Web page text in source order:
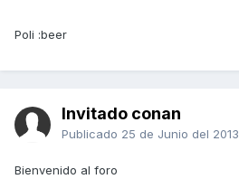
Poli :beer
Invitado conan
Publicado 25 de Junio del 2013
Bienvenido al foro